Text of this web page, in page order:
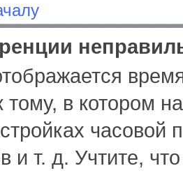
тому, в котором
часовой
и т. д. Учтите,